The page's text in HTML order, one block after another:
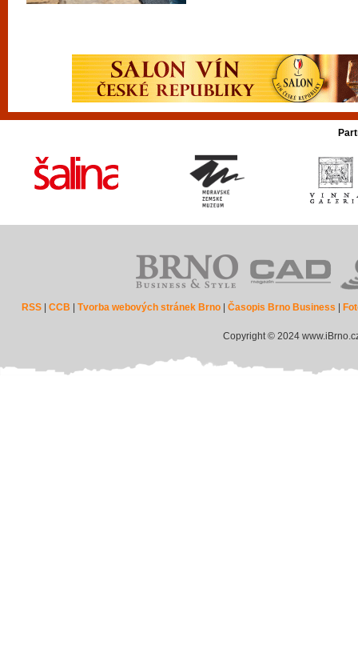
RSS |CCB |Tvorba webových stránek Brno |Časopis Brno Business
Copyright © 2024